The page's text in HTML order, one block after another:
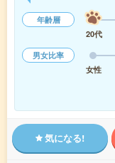
年齢層
20代
男女比率
女性
気になる!